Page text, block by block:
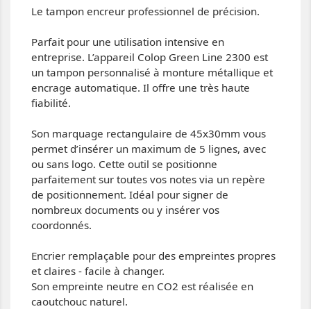
Le tampon encreur professionnel de précision.
Parfait pour une utilisation intensive en
entreprise. L’appareil Colop Green Line 2300 est
un tampon personnalisé à monture métallique et
encrage automatique. Il offre une très haute
fiabilité.
Son marquage rectangulaire de 45x30mm vous
permet d’insérer un maximum de 5 lignes, avec
ou sans logo. Cette outil se positionne
parfaitement sur toutes vos notes via un repère
de positionnement. Idéal pour signer de
nombreux documents ou y insérer vos
coordonnés.
Encrier remplaçable pour des empreintes propres
et claires - facile à changer.
Son empreinte neutre en CO2 est réalisée en
caoutchouc naturel.